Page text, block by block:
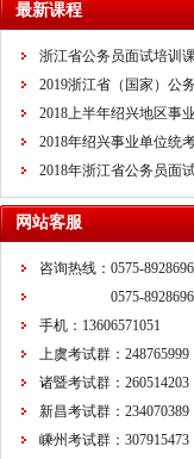
最新课程
浙江省公务员面试培训
2019浙江省（国家）公
2018上半年绍兴地区事
2018年绍兴事业单位统
2018年浙江省公务员面
网站客服
咨询热线：0575-
0575-
手机：13606571051
上虞考试群：248765999
诸暨考试群：260514203
新昌考试群：234070389
嵊州考试群：307915473